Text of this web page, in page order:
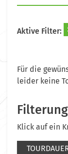
Aktive Filter:
Für die
leider keine
Filterung
Klick auf ein